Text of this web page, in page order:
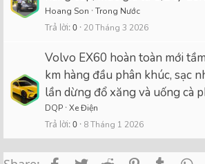
Hoang Son Trong Nước
Trả lời 0 20 Tháng 3 2026
Volvo EX60 hoàn toàn mới
km hàng đầu phân khúc, sạc
lần dừng đổ xăng và uống cà
DQP Xe Điện
Trả lời 0 8 Tháng 1 2026